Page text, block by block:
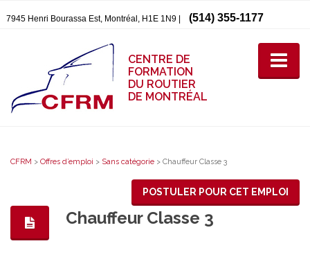
7945 Henri Bourassa Est, Montréal, H1E 1N9 | (514) 355-1177
CENTRE DE
FORMATION
DU ROUTIER
DE MONTRÉAL
CFRM > Offres d’emploi > Sans catégorie > Chauffeur Classe 3
POSTULER POUR CET EMPLOI
Chauffeur Classe 3